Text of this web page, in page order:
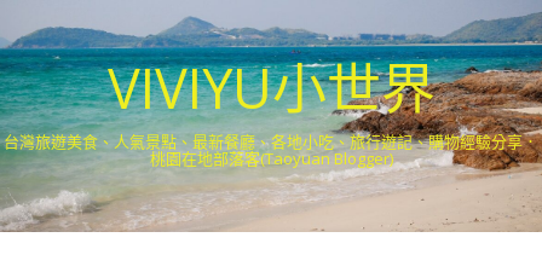
VIVIYU小世界
台灣旅遊美食、人氣景點、最新餐廳、各地小吃、旅行遊記、購物經驗分享．
桃園在地部落客(Taoyuan Blogger)